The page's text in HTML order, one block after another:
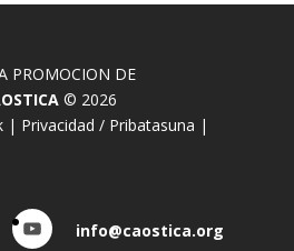
PROMOCION DE
© 2026
| Privacidad / Pribatasuna |
info@caostica.org